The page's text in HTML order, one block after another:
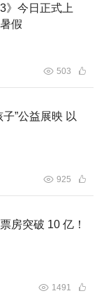
开始了解钟馗，
得以平安生活。
了钟馗的规矩。
钟馗捉妖的本领
多人的念头。初
、跑酷伏妖样样
人间碰撞奇趣地
危机在等待着他
》今日正式上
假
503
”公益展映 以
925
房突破 10 亿！
1491